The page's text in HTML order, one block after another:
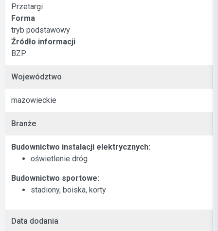
Przetargi
Forma
tryb podstawowy
Źródło informacji
BZP
Województwo
mazowieckie
Branże
Budownictwo instalacji elektrycznych:
oświetlenie dróg
Budownictwo sportowe:
stadiony, boiska, korty
Data dodania